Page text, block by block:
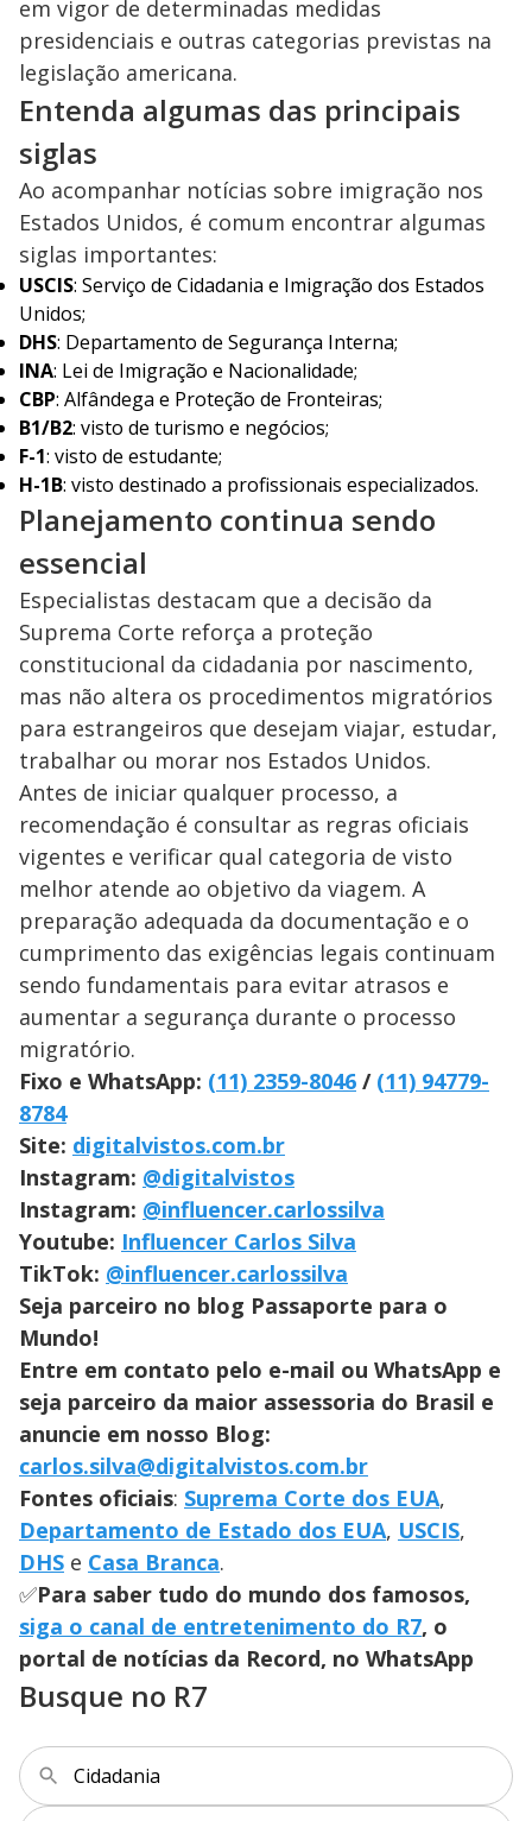
em vigor de determinadas medidas
presidenciais e outras categorias previstas na
legislação americana.
Entenda algumas das principais
siglas
Ao acompanhar notícias sobre imigração nos
Estados Unidos, é comum encontrar algumas
siglas importantes:
USCIS: Serviço de Cidadania e Imigração dos Estados
Unidos;
DHS: Departamento de Segurança Interna;
INA: Lei de Imigração e Nacionalidade;
CBP: Alfândega e Proteção de Fronteiras;
B1/B2: visto de turismo e negócios;
F-1: visto de estudante;
H-1B: visto destinado a profissionais especializados.
Planejamento continua sendo
essencial
Especialistas destacam que a decisão da
Suprema Corte reforça a proteção
constitucional da cidadania por nascimento,
mas não altera os procedimentos migratórios
para estrangeiros que desejam viajar, estudar,
trabalhar ou morar nos Estados Unidos.
Antes de iniciar qualquer processo, a
recomendação é consultar as regras oficiais
vigentes e verificar qual categoria de visto
melhor atende ao objetivo da viagem. A
preparação adequada da documentação e o
cumprimento das exigências legais continuam
sendo fundamentais para evitar atrasos e
aumentar a segurança durante o processo
migratório.
Fixo e WhatsApp: (11) 2359-8046 / (11) 94779-
8784
Site: digitalvistos.com.br
Instagram: @digitalvistos
Instagram: @influencer.carlossilva
Youtube: Influencer Carlos Silva
TikTok: @influencer.carlossilva
Seja parceiro no blog Passaporte para o
Mundo!
Entre em contato pelo e-mail ou WhatsApp e
seja parceiro da maior assessoria do Brasil e
anuncie em nosso Blog:
carlos.silva@digitalvistos.com.br
Fontes oficiais: Suprema Corte dos EUA,
Departamento de Estado dos EUA, USCIS,
DHS e Casa Branca.
✅Para saber tudo do mundo dos famosos,
siga o canal de entretenimento do R7, o
portal de notícias da Record, no WhatsApp
Busque no R7
Cidadania